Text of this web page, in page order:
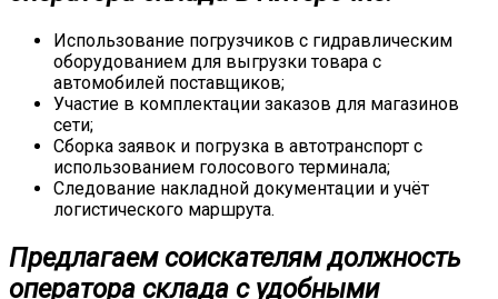
Использование погрузчиков с гидравлическим
оборудованием для выгрузки товара с
автомобилей поставщиков;
Участие в комплектации заказов для магазинов
сети;
Сборка заявок и погрузка в автотранспорт с
использованием голосового терминала;
Следование накладной документации и учёт
логистического маршрута.
Предлагаем соискателям должность
оператора склада с удобными